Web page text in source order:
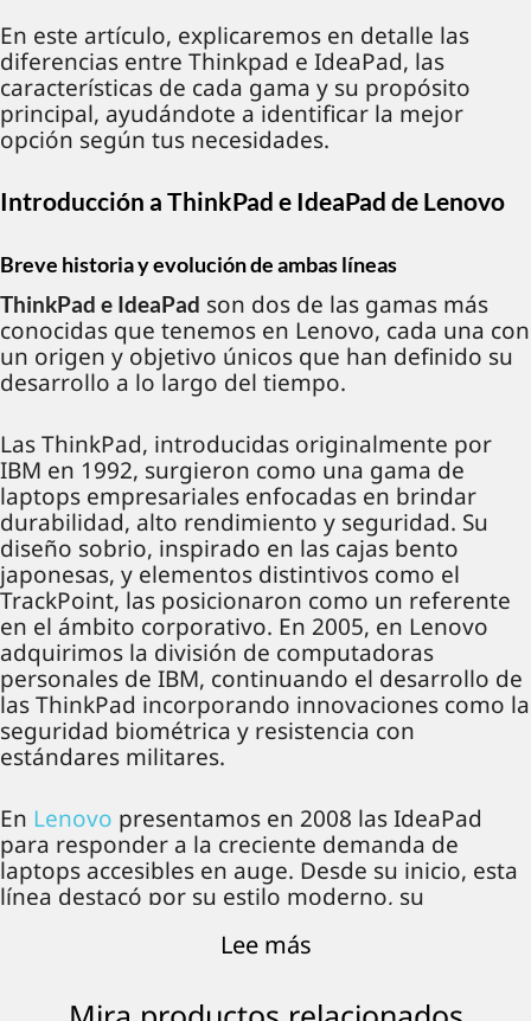
En este artículo, explicaremos en detalle las
diferencias entre Thinkpad e IdeaPad, las
características de cada gama y su propósito
principal, ayudándote a identificar la mejor
opción según tus necesidades.
Introducción a ThinkPad e IdeaPad de Lenovo
Breve historia y evolución de ambas líneas
ThinkPad e IdeaPad son dos de las gamas más
conocidas que tenemos en Lenovo, cada una con
un origen y objetivo únicos que han definido su
desarrollo a lo largo del tiempo.
Las ThinkPad, introducidas originalmente por
IBM en 1992, surgieron como una gama de
laptops empresariales enfocadas en brindar
durabilidad, alto rendimiento y seguridad. Su
diseño sobrio, inspirado en las cajas bento
japonesas, y elementos distintivos como el
TrackPoint, las posicionaron como un referente
en el ámbito corporativo. En 2005, en Lenovo
adquirimos la división de computadoras
personales de IBM, continuando el desarrollo de
las ThinkPad incorporando innovaciones como la
seguridad biométrica y resistencia con
estándares militares.
En Lenovo presentamos en 2008 las IdeaPad
para responder a la creciente demanda de
laptops accesibles en auge. Desde su inicio, esta
línea destacó por su estilo moderno, su
propósito en ofrecer una experiencia multimedia
Lee más